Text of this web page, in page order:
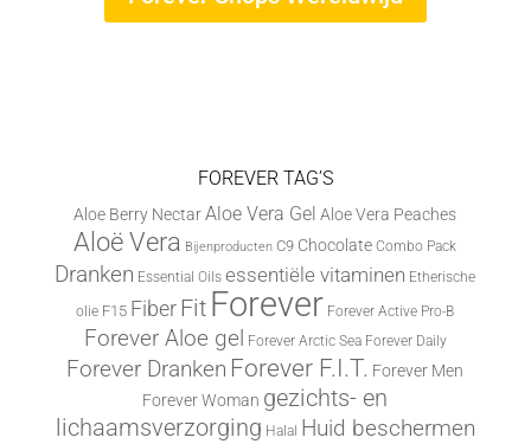
FOREVER TAG’S
Aloe Berry Nectar Aloe Vera Gel Aloe Vera Peaches
Aloë Vera Bijenproducten C9 Chocolate Combo Pack
Dranken Essential Oils essentiële vitaminen Etherische
olie F15 FiberFit Forever Forever Active Pro-B
Forever Aloe gel Forever Arctic Sea Forever Daily
Forever Dranken Forever F.I.T. Forever Men
Forever Woman gezichts- en
lichaamsverzorging Halal Huid beschermen